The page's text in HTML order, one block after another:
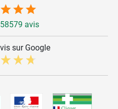
avis
sur Google